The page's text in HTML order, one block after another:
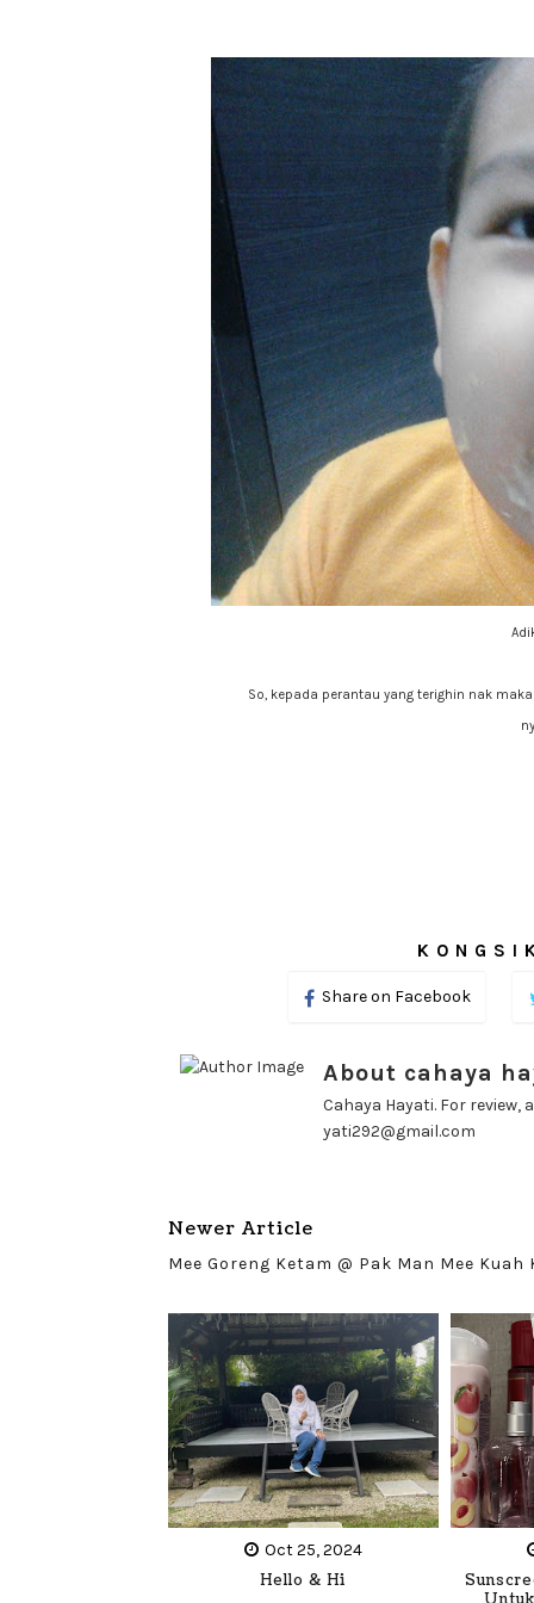
So, kepada perantau yang terighin nak
Share on Facebook
About cahaya
Cahaya Hayati. For
yati292@gmail.com
Newer Article
Mee Goreng Ketam @ Pak Man Mee Kuah
Oct 25, 2024
Hello & Hi